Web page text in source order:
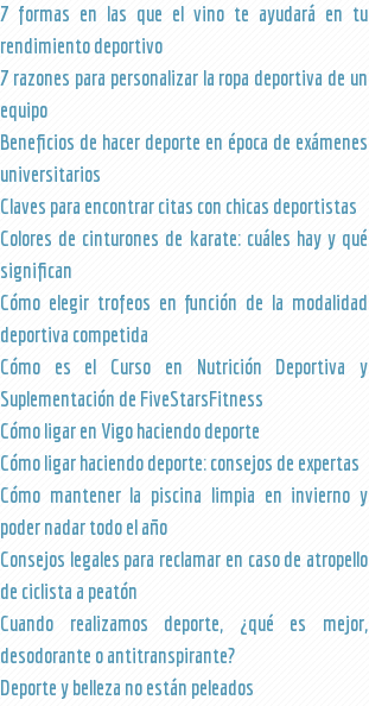
7 formas en las que el vino te ayudará en tu
rendimiento deportivo
7 razones para personalizar la ropa deportiva de un
equipo
Beneficios de hacer deporte en época de exámenes
universitarios
Claves para encontrar citas con chicas deportistas
Colores de cinturones de karate: cuáles hay y qué
significan
Cómo elegir trofeos en función de la modalidad
deportiva competida
Cómo es el Curso en Nutrición Deportiva y
Suplementación de FiveStarsFitness
Cómo ligar en Vigo haciendo deporte
Cómo ligar haciendo deporte: consejos de expertas
Cómo mantener la piscina limpia en invierno y
poder nadar todo el año
Consejos legales para reclamar en caso de atropello
de ciclista a peatón
Cuando realizamos deporte, ¿qué es mejor,
desodorante o antitranspirante?
Deporte y belleza no están peleados